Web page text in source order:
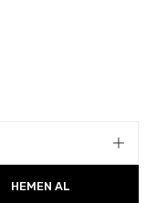
HEMEN AL